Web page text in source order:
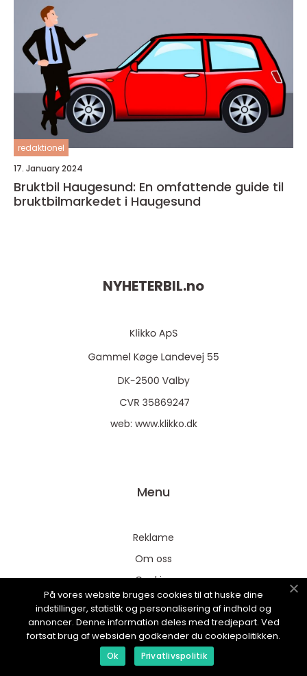
redaktionel
17. January 2024
Bruktbil Haugesund: En omfattende guide til
bruktbilmarkedet i Haugesund
NYHETERBIL.no
web: www.klikko.dk
Menu
Reklame
Om oss
Cookies
Kontakt Oss
Sitemap
På vores website bruges cookies til at huske dine
indstillinger, statistik og personalisering af indhold og
annoncer. Denne information deles med tredjepart. Ved
fortsat brug af websiden godkender du cookiepolitikken.
Ok Privatlivspolitik